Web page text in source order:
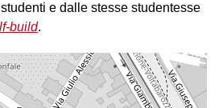
e dalle stesse studentesse
build.